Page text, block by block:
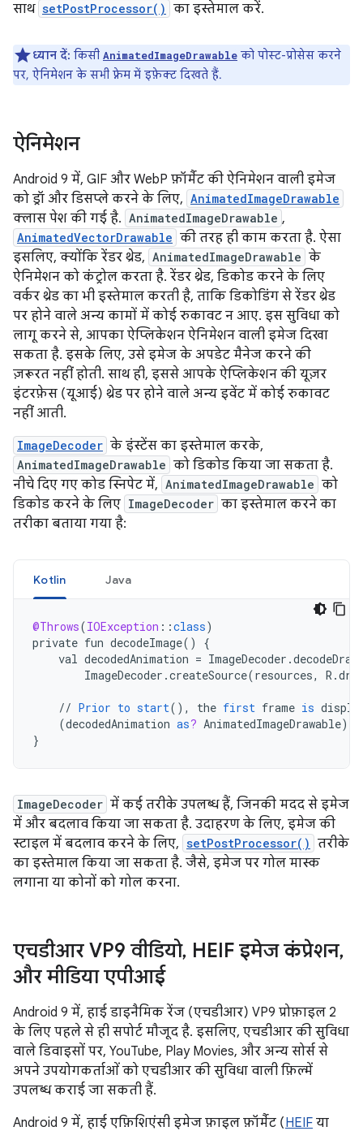
साथ setPostProcessor() का इस्तेमाल करें.
ध्यान दें: किसी AnimatedImageDrawable को पोस्ट-प्रोसेस करने
पर, ऐनिमेशन के सभी फ़्रेम में इफ़ेक्ट दिखते हैं.
ऐनिमेशन
Android 9 में, GIF और WebP फ़ॉर्मैट की ऐनिमेशन वाली इमेज
को ड्रॉ और डिसप्ले करने के लिए, AnimatedImageDrawable
क्लास पेश की गई है. AnimatedImageDrawable ,
AnimatedVectorDrawable की तरह ही काम करता है. ऐसा
इसलिए, क्योंकि रेंडर थ्रेड, AnimatedImageDrawable के
ऐनिमेशन को कंट्रोल करता है. रेंडर थ्रेड, डिकोड करने के लिए
वर्कर थ्रेड का भी इस्तेमाल करती है, ताकि डिकोडिंग से रेंडर थ्रेड
पर होने वाले अन्य कामों में कोई रुकावट न आए. इस सुविधा को
लागू करने से, आपका ऐप्लिकेशन ऐनिमेशन वाली इमेज दिखा
सकता है. इसके लिए, उसे इमेज के अपडेट मैनेज करने की
ज़रूरत नहीं होती. साथ ही, इससे आपके ऐप्लिकेशन की यूज़र
इंटरफ़ेस (यूआई) थ्रेड पर होने वाले अन्य इवेंट में कोई रुकावट
नहीं आती.
ImageDecoder के इंस्टेंस का इस्तेमाल करके,
AnimatedImageDrawable को डिकोड किया जा सकता है.
नीचे दिए गए कोड स्निपेट में, AnimatedImageDrawable को
डिकोड करने के लिए ImageDecoder का इस्तेमाल करने का
तरीका बताया गया है:
Kotlin Java
@Throws(IOException : :class)
private fun decodeImage()
{
val decodedAnimation = ImageDecoder .
ImageDecoder .createSource(resources, R .
// Prior to start(), the first frame is
(decodedAnimation as? AnimatedImageDrawable)
}
ImageDecoder में कई तरीके उपलब्ध हैं, जिनकी मदद से इमेज
में और बदलाव किया जा सकता है. उदाहरण के लिए, इमेज की
स्टाइल में बदलाव करने के लिए, setPostProcessor() तरीके
का इस्तेमाल किया जा सकता है. जैसे, इमेज पर गोल मास्क
लगाना या कोनों को गोल करना.
एचडीआर VP9 वीडियो, HEIF इमेज कंप्रेशन,
और मीडिया एपीआई
Android 9 में, हाई डाइनैमिक रेंज (एचडीआर) VP9 प्रोफ़ाइल 2
के लिए पहले से ही सपोर्ट मौजूद है. इसलिए, एचडीआर की सुविधा
वाले डिवाइसों पर, YouTube, Play Movies, और अन्य सोर्स से
अपने उपयोगकर्ताओं को एचडीआर की सुविधा वाली फ़िल्में
उपलब्ध कराई जा सकती हैं.
Android 9 में, हाई एफ़िशिएंसी इमेज फ़ाइल फ़ॉर्मैट (HEIF या